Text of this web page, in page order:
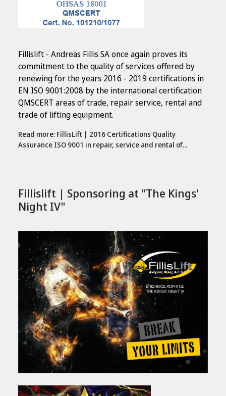
Fillislift - Andreas Fillis SA once again proves its
commitment to the quality of services offered by
renewing for the years 2016 - 2019 certifications in
EN ISO 9001:2008 by the international certification
QMSCERT areas of trade, repair service, rental and
trade of lifting equipment.
Read more: FillisLift | 2016 Certifications Quality
Assurance ISO 9001 in repair, service and rental of...
Fillislift | Sponsoring at "The Kings'
Night IV"